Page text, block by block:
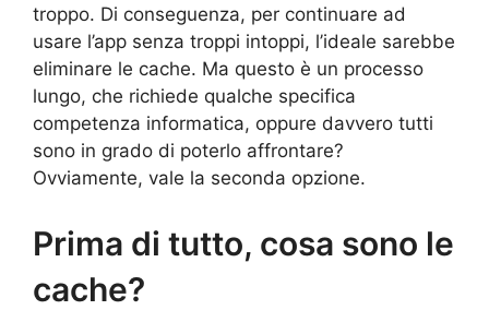
troppo. Di conseguenza, per continuare ad
usare l’app senza troppi intoppi, l’ideale sarebbe
eliminare le cache. Ma questo è un processo
lungo, che richiede qualche specifica
competenza informatica, oppure davvero tutti
sono in grado di poterlo affrontare?
Ovviamente, vale la seconda opzione.
Prima di tutto, cosa sono le
cache?